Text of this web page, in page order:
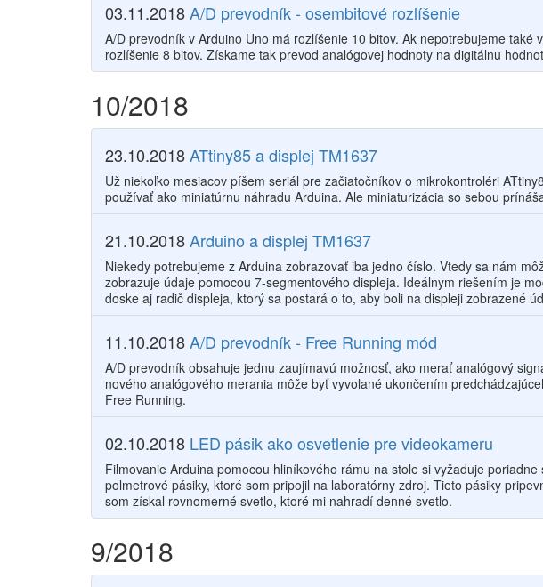
03.11.2018A/D prevodník - osembitové rozlíšenie
A/D prevodník v Arduino Uno má rozlíšenie 10 bitov. Ak nepotrebujeme také
rozlíšenie 8 bitov. Získame tak prevod analógovej hodnoty na digitálnu
10/2018
23.10.2018ATtiny85 a displej TM1637
Už niekoľko mesiacov píšem seriál pre začiatočníkov o mikrokontroléri
používať ako miniatúrnu náhradu Arduina. Ale miniaturizácia so sebou
21.10.2018Arduino a displej TM1637
Niekedy potrebujeme z Arduina zobrazovať iba jedno číslo. Vtedy sa nám
zobrazuje údaje pomocou 7-segmentového displeja. Ideálnym riešením je
doske aj radič displeja, ktorý sa postará o to, aby boli na displeji zobrazené
11.10.2018A/D prevodník - Free Running mód
A/D prevodník obsahuje jednu zaujímavú možnosť, ako merať analógový
nového analógového merania môže byť vyvolané ukončením
Free Running.
02.10.2018 LED pásik ako osvetlenie pre videokameru
Filmovanie Arduina pomocou hliníkového rámu na stole si vyžaduje
polmetrové pásiky, ktoré som pripojil na laboratórny zdroj. Tieto pásiky
som získal rovnomerné svetlo, ktoré mi nahradí denné svetlo.
9/2018